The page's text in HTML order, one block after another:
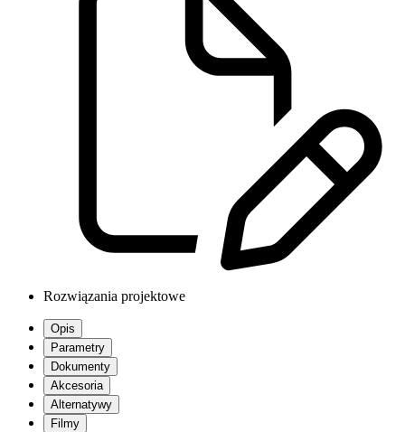
Rozwiązania projektowe
Opis
Parametry
Dokumenty
Akcesoria
Alternatywy
Filmy